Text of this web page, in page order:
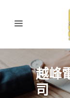
越峰
司